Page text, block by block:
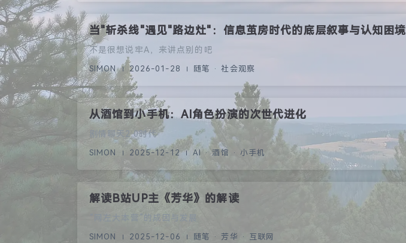
当"斩杀线"遇见"路边灶"：信息茧房时代的底层叙事与认知困境
不是很想说牢A，来讲点别的吧
SIMON 2026-01-28 随笔 · 社会观察
从酒馆到小手机：AI角色扮演的次世代进化
剧情聊天2.0时代
SIMON 2025-12-12 AI · 酒馆 · 小手机
解读B站UP主《芳华》的解读
“网左大本营”的成因与发展
SIMON 2025-12-06 随笔 · 芳华 · 互联网